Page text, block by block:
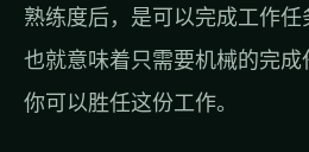
熟练度后，是可以完成工作
也就意味着只需要机械的完
你可以胜任这份工作。